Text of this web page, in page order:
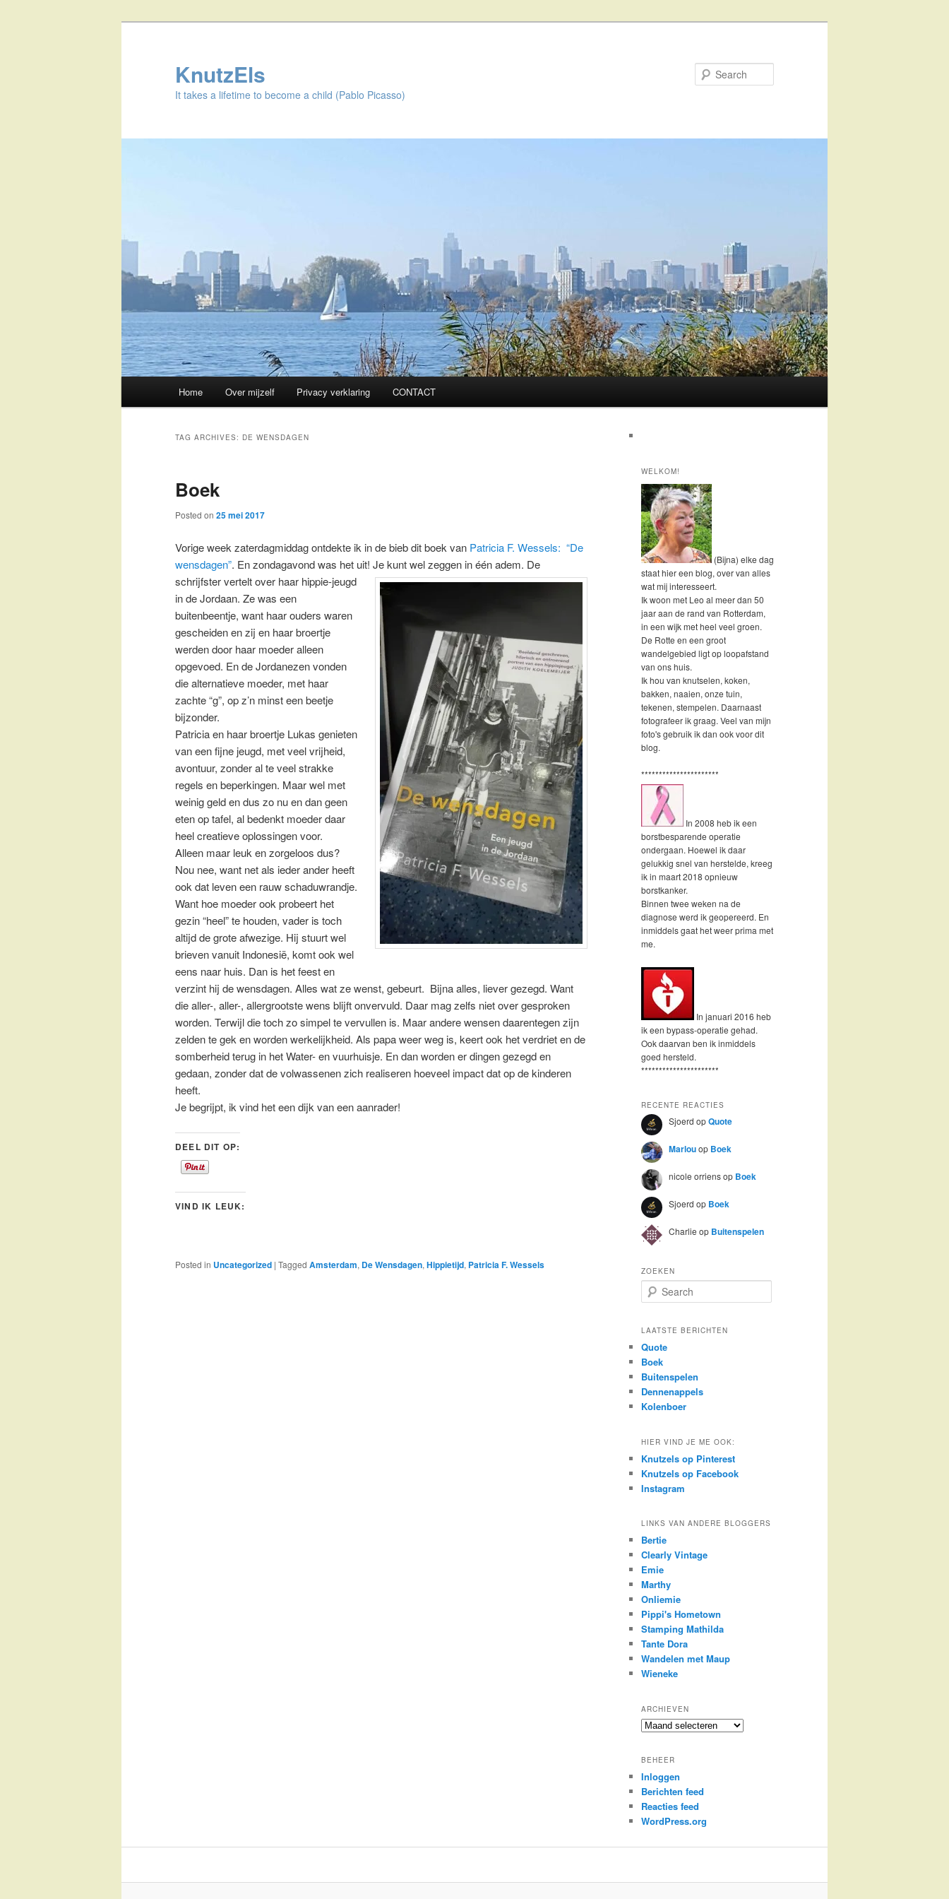
KnutzEls
It takes a lifetime to become a child (Pablo Picasso)
Skip
content
Skip
content
Home Over mijzelf Privacy verklaring CONTACT
TAG ARCHIVES: DE WENSDAGEN
Boek
Posted on 25 mei 2017
Vorige week zaterdagmiddag ontdekte ik in de bieb dit boek van Patricia F. Wessels: “De
wensdagen”. En zondagavond was het uit! Je kunt wel zeggen in één adem. De
schrijfstervertelt over haar hippie-jeugd
in de Jordaan. Ze was een
buitenbeentje, want haar ouders waren
gescheiden en zij en haar broertje
werden door haar moeder alleen
opgevoed. En de Jordanezen vonden
die alternatieve moeder, met haar
zachte “g”, op z’n minst een beetje
bijzonder.
Patricia en haar broertje Lukas genieten
van een fijne jeugd, met veel vrijheid,
avontuur, zonder al te veel strakke
regels en beperkingen. Maar wel met
weinig geld en dus zo nu en dan geen
eten op tafel, al bedenkt moeder daar
heel creatieve oplossingen voor.
Alleen maar leuk en zorgeloos dus?
Nou nee, want net als ieder ander heeft
ook dat leven een rauw schaduwrandje.
Want hoe moeder ook probeert het
gezin “heel” te houden, vader is toch
altijd de grote afwezige. Hij stuurt wel
brieven vanuit Indonesië, komt ook wel
eens naar huis. Dan is het feest en
verzint hij de wensdagen. Alles wat ze wenst, gebeurt. Bijna alles, liever gezegd. Want
die aller-, aller-, allergrootste wens blijft onvervuld. Daar mag zelfs niet over gesproken
worden. Terwijl die toch zo simpel te vervullen is. Maar andere wensen daarentegen zijn
zelden te gek en worden werkelijkheid. Als papa weer weg is, keert ook het verdriet en de
somberheid terug in het Water- en vuurhuisje. En dan worden er dingen gezegd en
gedaan, zonder dat de volwassenen zich realiseren hoeveel impact dat op de kinderen
heeft.
Je begrijpt, ik vind het een dijk van een aanrader!
DEEL DIT OP:
VIND IK LEUK:
Posted in Uncategorized | Tagged Amsterdam, De Wensdagen, Hippietijd, Patricia F. Wessels
WELKOM!
(Bijna) elke dag
staat hier een blog, over van alles
wat mij interesseert.
Ik woon met Leo al meer dan 50
jaar aan de rand van Rotterdam,
in een wijk met heel veel groen.
De Rotte en een groot
wandelgebied ligt op loopafstand
van ons huis.
Ik hou van knutselen, koken,
bakken, naaien, onze tuin,
tekenen, stempelen. Daarnaast
fotografeer ik graag. Veel van mijn
foto's gebruik ik dan ook voor dit
blog.
**********************
In 2008 heb ik een
borstbesparende operatie
ondergaan. Hoewel ik daar
gelukkig snel van herstelde, kreeg
ik in maart 2018 opnieuw
borstkanker.
Binnen twee weken na de
diagnose werd ik geopereerd. En
inmiddels gaat het weer prima met
me.
In januari 2016 heb
ik een bypass-operatie gehad.
Ook daarvan ben ik inmiddels
goed hersteld.
**********************
RECENTE REACTIES
Sjoerd opQuote
Marlouop Boek
nicole orriensop Boek
Sjoerd op Boek
Charlie op Buitenspelen
ZOEKEN
e
r
h
LAATSTE BERICHTEN
Quote
Boek
Buitenspelen
Dennenappels
Kolenboer
HIER VIND JE ME OOK:
Knutzels op Pinterest
Knutzels op Facebook
Instagram
LINKS VAN ANDERE BLOGGERS
Bertie
Clearly Vintage
Emie
Marthy
Onliemie
Pippi's Hometown
Stamping Mathilda
Tante Dora
Wandelen met Maup
Wieneke
ARCHIEVEN
Archieven
BEHEER
Inloggen
Berichten feed
Reacties feed
WordPress.org